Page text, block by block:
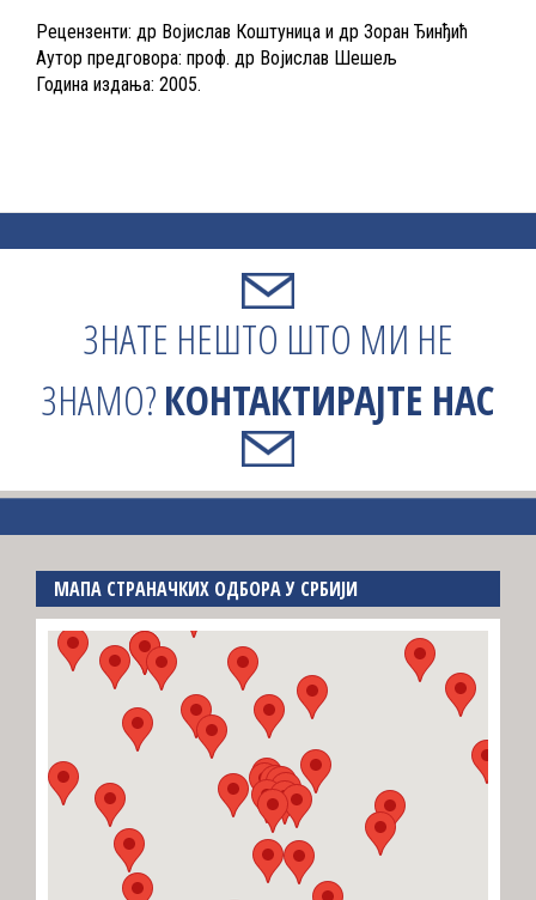
Рецензенти: др Војислав Коштуница и др Зоран Ђинђић
Аутор предговора: проф. др Војислав Шешељ
Година издања: 2005.
ЗНАТЕ НЕШТО ШТО МИ НЕ
ЗНАМО?КОНТАКТИРАЈТЕ НАС
МАПА СТРАНАЧКИХ ОДБОРА У СРБИЈИ